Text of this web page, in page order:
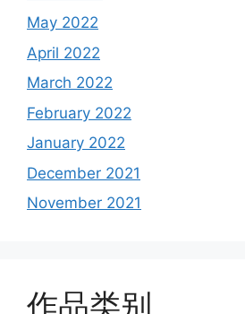
May 2022
April 2022
March 2022
February 2022
January 2022
December 2021
November 2021
作品类别